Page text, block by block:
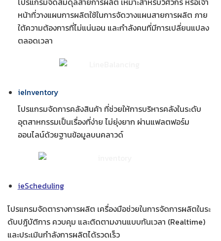
หน้าที่วางแผนการผลิตใช้ในการจัดวางแผนสายการผลิต ภาย
ใต้ความต้องการที่ไม่แน่นอน และกำลังคนที่มีการเปลี่ยนแปลง
ตลอดเวลา
ieInventory
โปรแกรมจัดการคลังสินค้า ที่ช่วยให้การบริหารคลังในระดับ
อุตสาหกรรมเป็นเรื่องที่ง่าย ไม่ยุ่งยาก ผ่านแฟลตฟอร์ม
ออนไลน์ด้วยฐานข้อมูลบนคลาวด์
ieScheduling
โปรแกรมจัดตารางการผลิต เครื่องมือช่วยในการจัดการผลิตในระ
ดับปฎิบัติการ ควบคุม และติดตามงานแบบทันเวลา (Realtime)
และประเมินกำลังการผลิตได้รวดเร็ว